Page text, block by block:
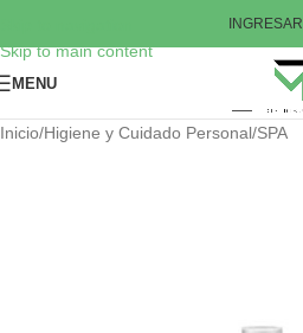
Skip to main content
INGRESAR
MENU
Inicio/Higiene y Cuidado Personal/SPA